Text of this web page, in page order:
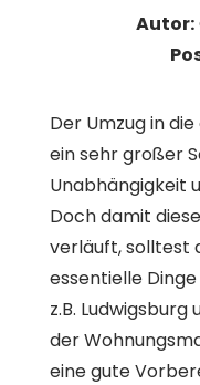
Autor:
Der Umzug in
ein sehr großer
Unabhängigkeit
Doch damit
verläuft, solltest
essentielle
z.B.
der
eine gute